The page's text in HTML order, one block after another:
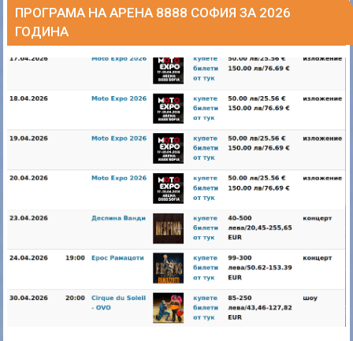
ПРОГРАМА НА АРЕНА 8888 СОФИЯ ЗА 2026
ГОДИНА